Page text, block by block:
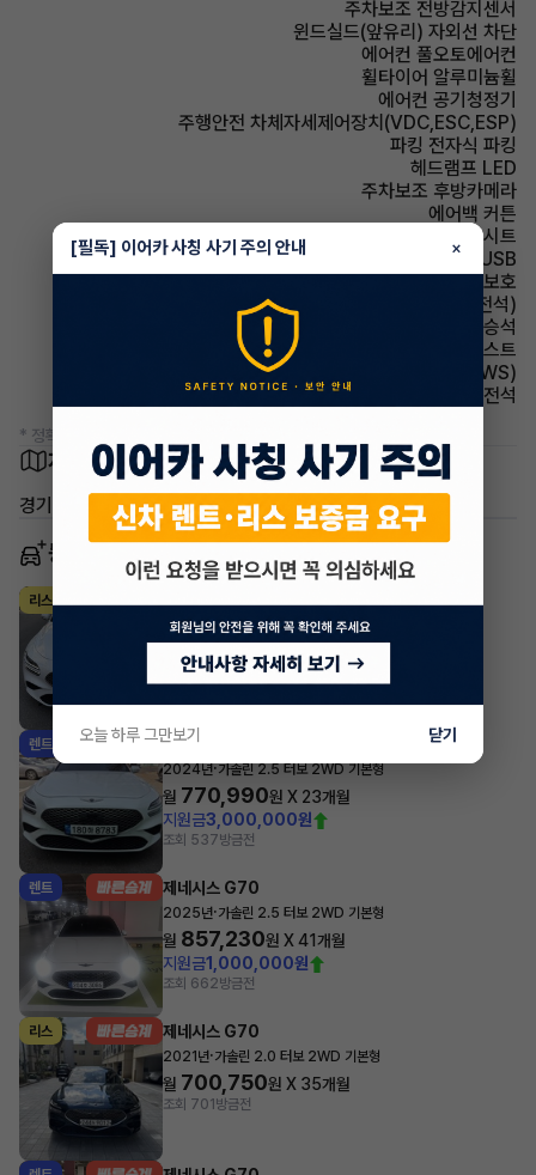
주차보조 전방감지센서
윈드실드(앞유리) 자외선 차단
에어컨 풀오토에어컨
휠타이어 알루미늄휠
에어컨 공기청정기
주행안전 차체자세제어장치(VDC,ESC,ESP)
파킹 전자식 파킹
헤드램프 LED
주차보조 후방카메라
에어백 커튼
시트 인조가죽시트
유무선단자 USB
에어백 무릎보호
시트 전동시트(운전석)
에어백 동승석
헤드램프 하이빔 어시스트
주행안전 차선이탈경보(LDWS)
에어백 운전석
* 정확한 정보는 판매자와 반드시 확인하시기 바랍니다.
차량 위치
경기 부천시
동일 차종 이어카
리스 제네시스 G70
2025년· 가솔린 2.5 터보 2WD 기본형
604,800 원 X 41개월
지원금 2,000,000원
렌트 제네시스 G70
2024년·가솔린 2.5 터보 2WD 기본형
월 770,990원 X 23개월
지원금3,000,000원
조회 537방금전
렌트 제네시스 G70
2025년·가솔린 2.5 터보 2WD 기본형
월 857,230원 X41개월
지원금1,000,000원
조회 662방금전
리스 제네시스 G70
2021년·가솔린 2.0 터보 2WD 기본형
월 700,750원 X 35개월
조회 701 방금전
[필독] 이어카 사칭 사기 주의 안내 ×
오늘 하루 그만보기 닫기